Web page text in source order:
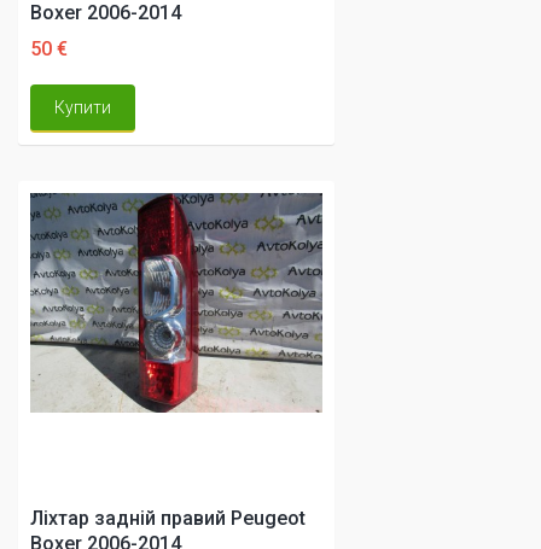
Boxer 2006-2014
50 €
Купити
Ліхтар задній правий Peugeot
Boxer 2006-2014